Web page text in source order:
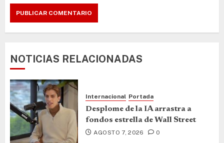
NOTICIAS RELACIONADAS
Internacional Portada
Desplome de la IA arrastra a
fondos estrella de Wall Street
AGOSTO 7, 2026 0